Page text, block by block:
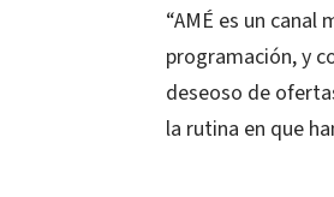
“AMÉ es un
programación, y
deseoso de
la rutina en que